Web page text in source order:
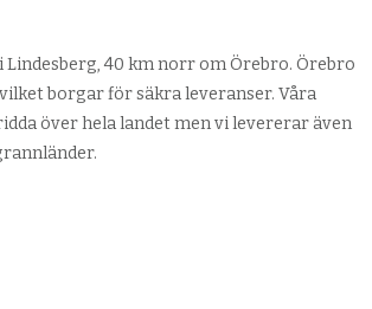
Lindesberg, 40 km norr om Örebro. Örebro
borgar för säkra leveranser. Våra
över hela landet men vi levererar även